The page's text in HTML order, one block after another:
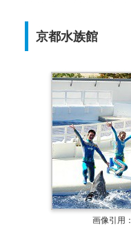
京都水族館
画像引用：